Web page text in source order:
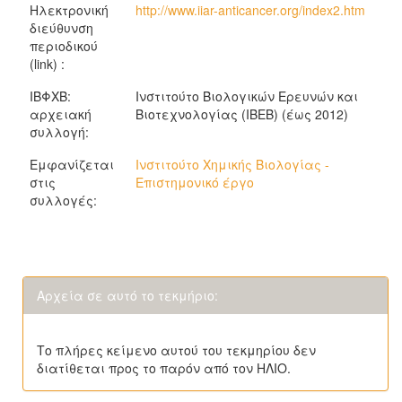
Ηλεκτρονική
διεύθυνση
περιοδικού
(link) :
http://www.iiar-anticancer.org/index2.htm
ΙΒΦΧΒ:
αρχειακή
συλλογή:
Ινστιτούτο Βιολογικών Ερευνών και
Βιοτεχνολογίας (ΙΒΕΒ) (έως 2012)
Εμφανίζεται
στις
συλλογές:
Ινστιτούτο Χημικής Βιολογίας -
Επιστημονικό έργο
Αρχεία σε αυτό το τεκμήριο:
Το πλήρες κείμενο αυτού του τεκμηρίου δεν
διατίθεται προς το παρόν από τον ΗΛΙΟ.